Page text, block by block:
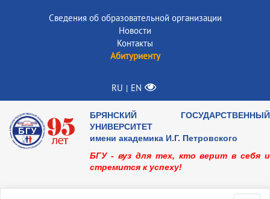
Сведения об образовательной организации
Новости
Контакты
Абитуриенту
RU | EN
БРЯНСКИЙ ГОСУДАРСТВЕННЫЙ
УНИВЕРСИТЕТ
имени академика И.Г. Петровского
БГУ - вуз для тех, кто верит в себя и
стремится к успеху!